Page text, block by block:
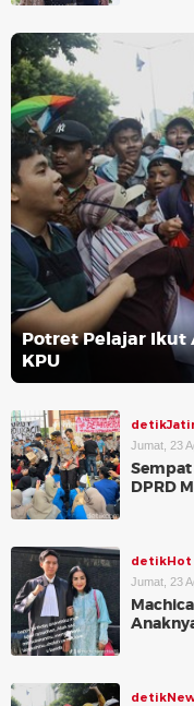
Potret Pelajar Ikut
KPU
Jumat, 23
Sempat
DPRD
detikHot
Jumat, 23